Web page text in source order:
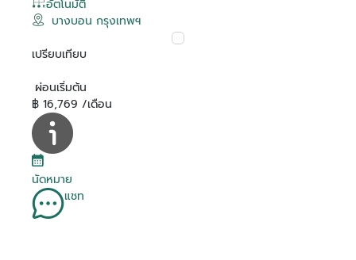
อัตโนมัติ
บางบอน กรุงเทพฯ
เปรียบเทียบ
ผ่อนเริ่มต้น
฿ 16,769 /เดือน
นัดหมาย
แชท